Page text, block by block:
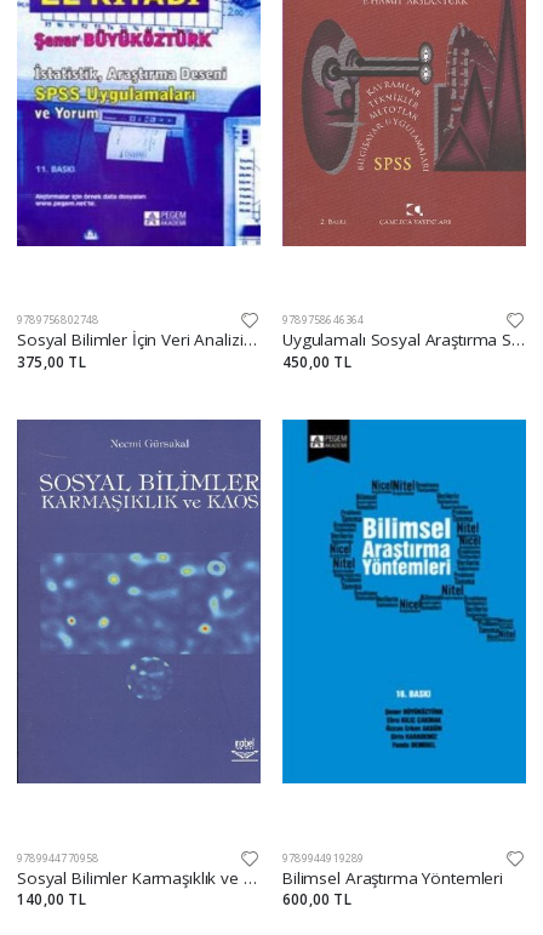
9789756802748
Sosyal Bilimler İçin Veri Analizi El Kitabı
375,00 TL
9789758646364
Uygulamalı Sosyal Araştırma SPSS, Kavramlar, Teknikler, Metotlar, Bilgisayar Uygulamaları
450,00 TL
9789944770958
Sosyal Bilimler Karmaşıklık ve Kaos
140,00 TL
9789944919289
Bilimsel Araştırma Yöntemleri
600,00 TL